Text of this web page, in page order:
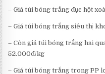
– Giá túi bóng trắng đục hột
– Giá túi bóng trắng siêu thị
– Còn giá túi bóng trắng hai
52.000đ/kg
– Giá túi bóng trắng trong PP